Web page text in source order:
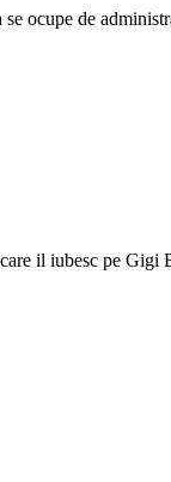
ocupe de
il iubesc pe Gigi